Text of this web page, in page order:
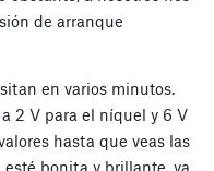
de arranque
en varios minutos.
2 V para el níquel y 6 V
hasta que veas las
bonita y brillante, ya